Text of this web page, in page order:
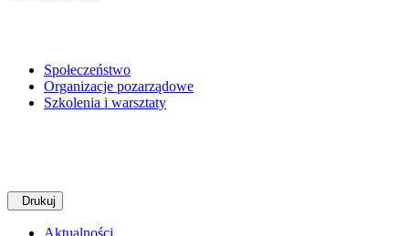
Społeczeństwo
Organizacje pozarządowe
Szkolenia i warsztaty
Drukuj
Aktualności